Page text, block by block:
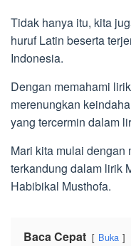
Tidak hanya itu, kita
huruf Latin beserta
Indonesia.
Dengan memahami
merenungkan
yang tercermin dalam
Mari kita mulai dengan
terkandung dalam lirik
Habibikal Musthofa.
Baca Cepat Buka